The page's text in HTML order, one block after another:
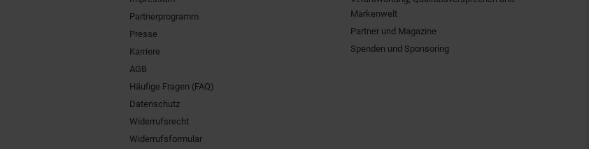
Partnerprogramm
Presse
Karriere
AGB
Häufige Fragen (FAQ)
Datenschutz
Widerrufsrecht
Widerrufsformular
Markenwelt
Partner und Magazine
Spenden und Sponsoring